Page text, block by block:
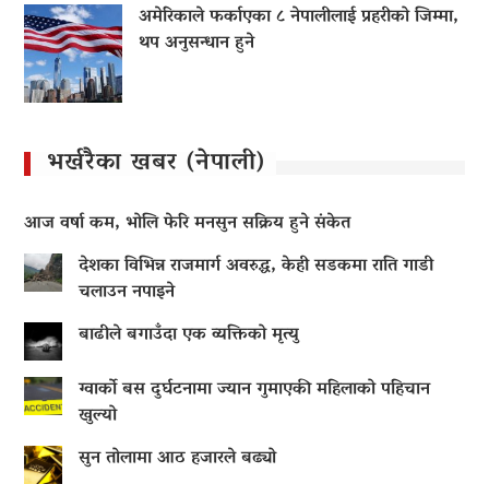
अमेरिकाले फर्काएका ८ नेपालीलाई प्रहरीको जिम्मा,
थप अनुसन्धान हुने
भर्खरैका खबर (नेपाली)
आज वर्षा कम, भोलि फेरि मनसुन सक्रिय हुने संकेत
देशका विभिन्न राजमार्ग अवरुद्ध, केही सडकमा राति गाडी
चलाउन नपाइने
बाढीले बगाउँदा एक व्यक्तिको मृत्यु
ग्वार्को बस दुर्घटनामा ज्यान गुमाएकी महिलाको पहिचान
खुल्यो
सुन तोलामा आठ हजारले बढ्यो